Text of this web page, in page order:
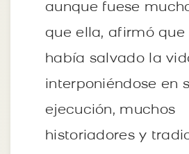
aunque fuese
que ella, afirmó que
había salvado la
interponiéndose en
ejecución, muchos
historiadores y